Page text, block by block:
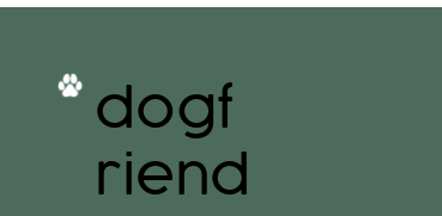
dogf
riend